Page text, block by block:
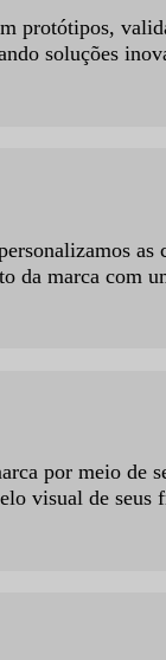
protótipos,
soluções
da marca com
por meio de
visual de seus